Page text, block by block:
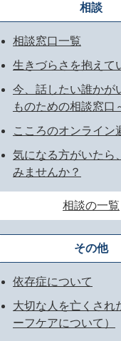
相談
相談窓口一覧
生きづらさを抱えて
今、話したい誰か
ものための相談窓口
こころのオンライン
気になる方がいたら
みませんか？
相談の一覧
その他
依存症について
大切な人を亡くされ
ーフケアについて）